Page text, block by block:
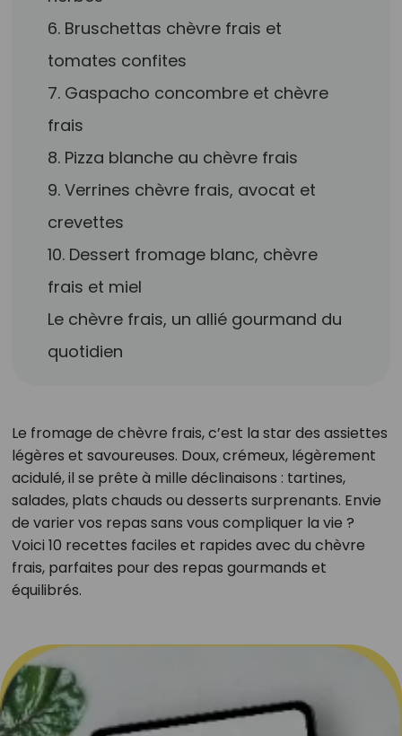
6. Bruschettas chèvre frais et
tomates confites
7. Gaspacho concombre et chèvre
frais
8. Pizza blanche au chèvre frais
9. Verrines chèvre frais, avocat et
crevettes
10. Dessert fromage blanc, chèvre
frais et miel
Le chèvre frais, un allié gourmand du
quotidien
Le fromage de chèvre frais, c’est la star des assiettes
légères et savoureuses. Doux, crémeux, légèrement
acidulé, il se prête à mille déclinaisons : tartines,
salades, plats chauds ou desserts surprenants. Envie
de varier vos repas sans vous compliquer la vie ?
Voici 10 recettes faciles et rapides avec du chèvre
frais, parfaites pour des repas gourmands et
équilibrés.